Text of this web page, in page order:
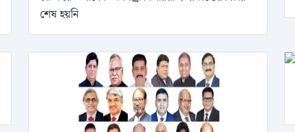
শেষ হয়নি